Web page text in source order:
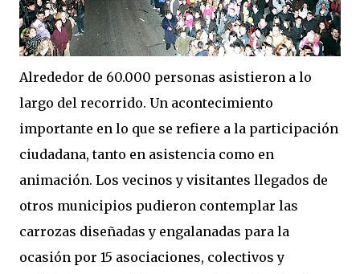
Alrededor de 60.000 personas asistieron a lo
largo del recorrido. Un acontecimiento
importante en lo que se refiere a la participación
ciudadana, tanto en asistencia como en
animación. Los vecinos y visitantes llegados de
otros municipios pudieron contemplar las
carrozas diseñadas y engalanadas para la
ocasión por 15 asociaciones, colectivos y